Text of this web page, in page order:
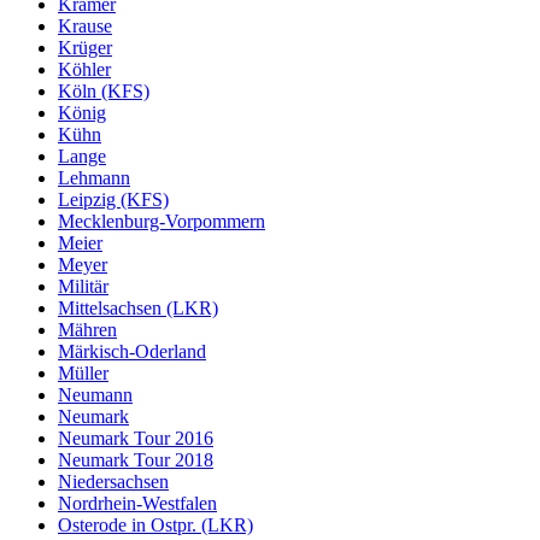
Krause
Krüger
Köhler
Köln (KFS)
König
Kühn
Lange
Lehmann
Leipzig (KFS)
Mecklenburg-Vorpommern
Meier
Meyer
Militär
Mittelsachsen (LKR)
Mähren
Märkisch-Oderland
Müller
Neumann
Neumark
Neumark Tour 2016
Neumark Tour 2018
Niedersachsen
Nordrhein-Westfalen
Osterode in Ostpr. (LKR)